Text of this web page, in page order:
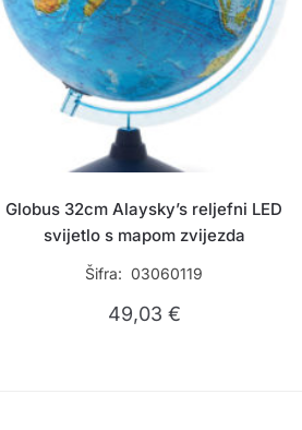
Globus 32cm Alaysky’s reljefni LED
svijetlo s mapom zvijezda
Šifra: 03060119
49,03 €